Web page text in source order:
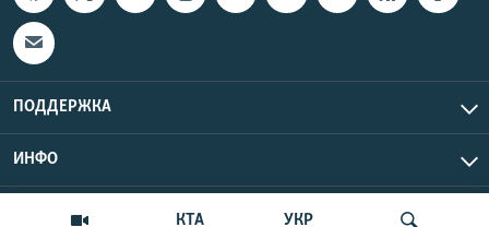
КТА УКР
ПОДДЕРЖКА
ИНФО
Copyright Крым.Реалии, 2026 | Все права защищены.
UTC+3